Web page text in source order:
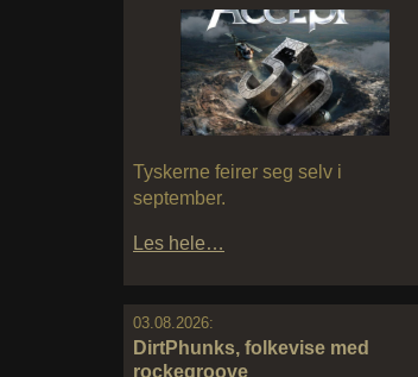
Tyskerne feirer seg selv i
september.
Les hele…
03.08.2026:
DirtPhunks, folkevise med
rockegroove